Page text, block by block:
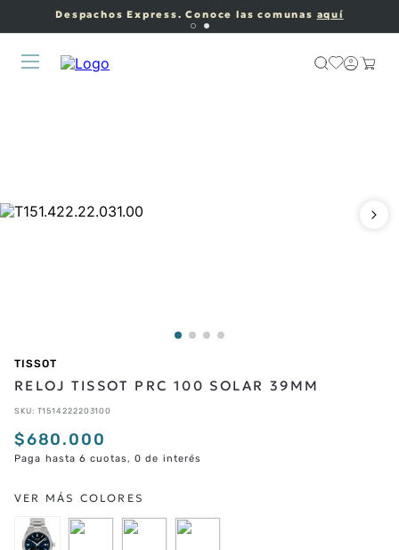
Despachos Express. Conoce las comunas aquí
TISSOT
RELOJ TISSOT PRC 100 SOLAR 39MM
SKU: T1514222203100
$680.000
Paga hasta 6 cuotas, 0 de interés